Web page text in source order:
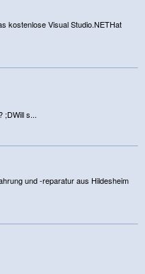
kostenlose Visual Studio.NETHat
;DWill s...
und -reparatur aus Hildesheim